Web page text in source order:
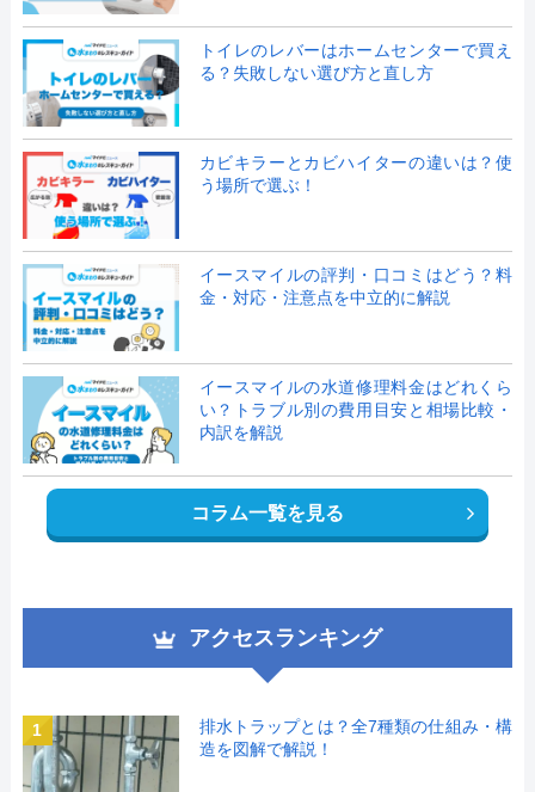
トイレのレバーはホームセンターで買え
る？失敗しない選び方と直し方
カビキラーとカビハイターの違いは？使
う場所で選ぶ！
イースマイルの評判・口コミはどう？料
金・対応・注意点を中立的に解説
イースマイルの水道修理料金はどれくら
い？トラブル別の費用目安と相場比較・
内訳を解説
コラム一覧を見る
アクセスランキング
1
排水トラップとは？全7種類の仕組み・構
造を図解で解説！